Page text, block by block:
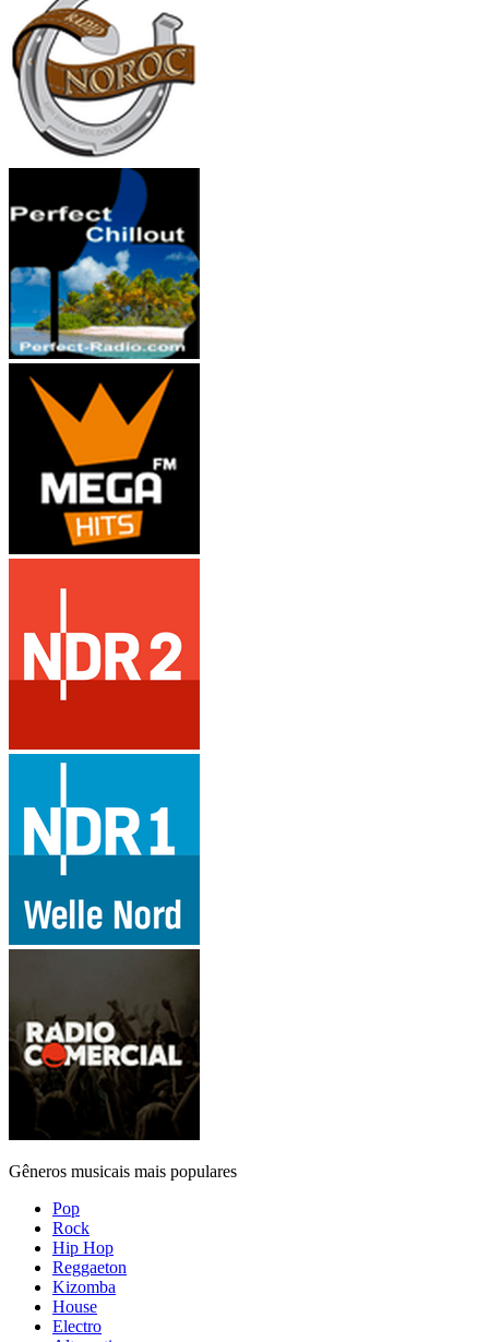
Gêneros musicais mais populares
Pop
Rock
Hip Hop
Reggaeton
Kizomba
House
Electro